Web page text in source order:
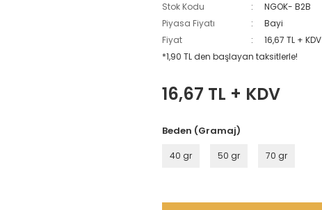
Stok Kodu
NGOK- B2B
Piyasa Fiyatı
Bayi
Fiyat
16,67 TL + KDV
*1,90 TL den başlayan taksitlerle!
16,67 TL + KDV
Beden (Gramaj)
40 gr 50 gr 70 gr